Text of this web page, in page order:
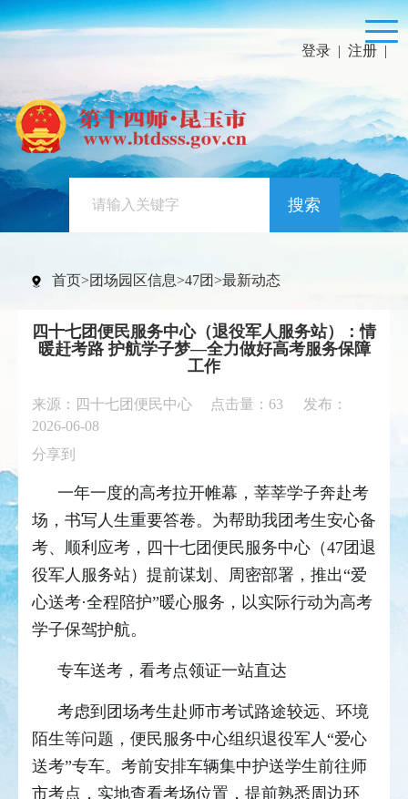
登录 | 注册 |
搜索
首页>团场园区信息>47团>最新动态
四十七团便民服务中心（退役军人服务站）：情
暖赶考路 护航学子梦—全力做好高考服务保障
工作
来源：四十七团便民中心 点击量： 63
发布：
2026-06-08
分享到
一年一度的高考拉开帷幕，莘莘学子奔赴考
场，书写人生重要答卷。为帮助我团考生安心备
考、顺利应考，四十七团便民服务中心（47团退
役军人服务站）提前谋划、周密部署，推出“爱
心送考·全程陪护”暖心服务，以实际行动为高考
学子保驾护航。
专车送考，看考点领证一站直达
考虑到团场考生赴师市考试路途较远、环境
陌生等问题，便民服务中心组织退役军人“爱心
送考”专车。考前安排车辆集中护送学生前往师
市考点，实地查看考场位置，提前熟悉周边环